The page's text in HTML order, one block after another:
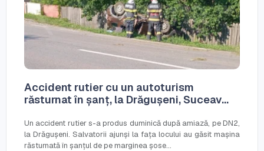
Accident rutier cu un autoturism
răsturnat în șanț, la Drăgușeni, Suceav...
Un accident rutier s-a produs duminică după amiază, pe DN2,
la Drăgușeni. Salvatorii ajunși la fața locului au găsit mașina
răsturnată în șanțul de pe marginea șose...